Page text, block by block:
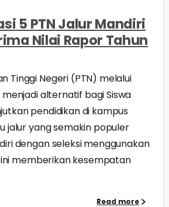
5 PTN Jalur Mandiri
Nilai Rapor Tahun
Tinggi Negeri (PTN) melalui
alternatif bagi Siswa
pendidikan di kampus
jalur yang semakin populer
dengan seleksi menggunakan
memberikan kesempatan
Read more